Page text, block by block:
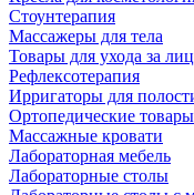
Стоунтерапия
Массажеры для тела
Товары для ухода за
Рефлексотерапия
Ирригаторы для
Ортопедические товары
Массажные кровати
Лабораторная мебель
Лабораторные столы